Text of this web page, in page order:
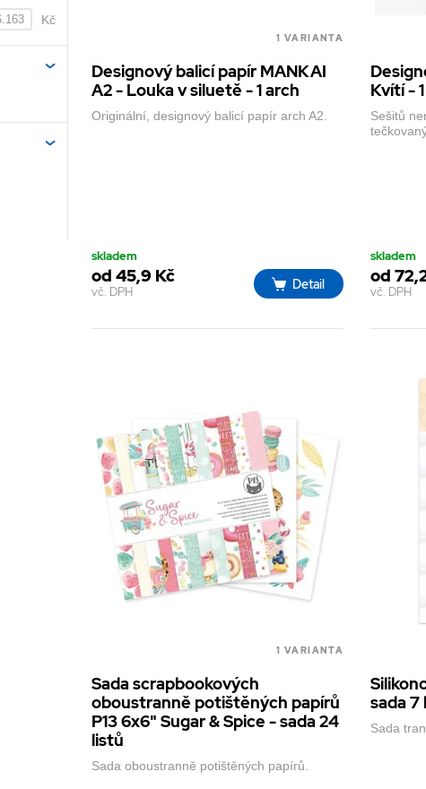
Kč
1 VARIANTA
Designový balicí papír MANKAI
A2 - Louka v siluetě - 1 arch
Originální, designový balicí papír arch A2.
skladem
od 45,9 Kč
vč. DPH Detail
Kvítí -
Sešitů
skladem
od
vč. DPH
1 VARIANTA
Sada scrapbookových
oboustranně potištěných papírů
P13 6x6" Sugar & Spice - sada 24
listů
Sada oboustranně potištěných papírů.
sada 7
Sada